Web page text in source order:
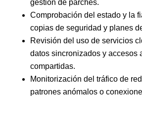
gestión de parches.
Comprobación del estado y la
copias de seguridad y planes
Revisión del uso de servicios
datos sincronizados y accesos
compartidas.
Monitorización del tráfico de
patrones anómalos o